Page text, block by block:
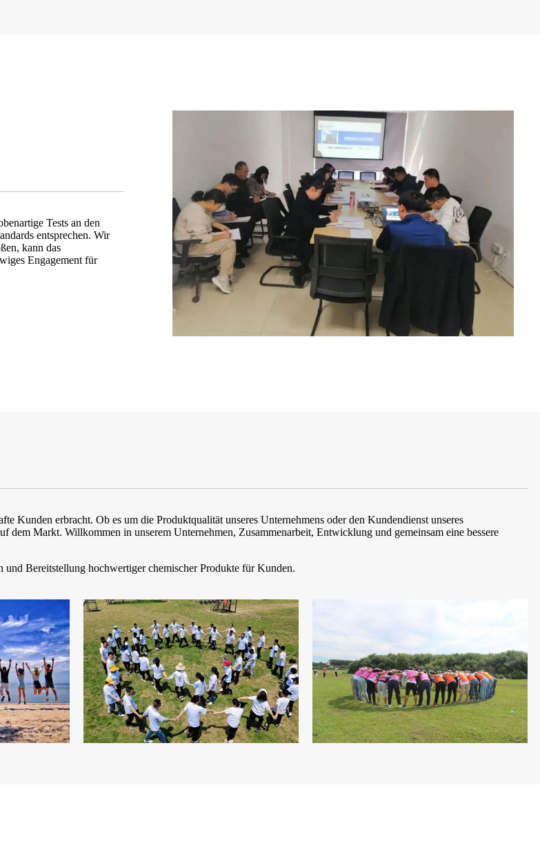
Tests an den
entsprechen. Wir
kann das
Engagement für
Kunden erbracht. Ob es um die Produktqualität unseres Unternehmens oder den Kundendienst unseres
dem Markt. Willkommen in unserem Unternehmen, Zusammenarbeit, Entwicklung und gemeinsam eine bessere
Bereitstellung hochwertiger chemischer Produkte für Kunden.